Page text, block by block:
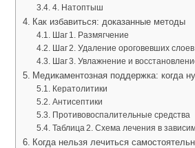
4. Натоптыш
Как избавиться: доказанные методы
Шаг 1. Размягчение
Шаг 2. Удаление ороговевших слоев
Шаг 3. Увлажнение и
Медикаментозная поддержка: когда
Кератолитики
Антисептики
Противовоспалительные средства
Таблица 2. Схема лечения в
Когда нельзя лечиться